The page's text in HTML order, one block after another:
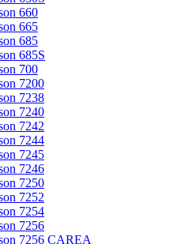
660
665
685
685S
700
7200
7238
7240
7242
7244
7245
7246
7250
7252
7254
7256
7256 CAREA